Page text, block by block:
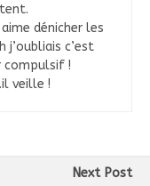
dénicher les
c’est
compulsif !
veille !
Next Post